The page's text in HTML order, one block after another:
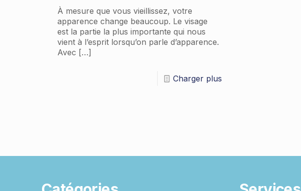
À mesure que vous vieillissez, votre
apparence change beaucoup. Le visage
est la partie la plus importante qui nous
vient à l’esprit lorsqu’on parle d’apparence.
Avec […]
Charger plus